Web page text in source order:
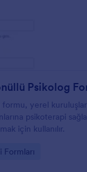
Psikolog
yerel kuruluşlar
psikoterapi
için kullanılır.
Formları